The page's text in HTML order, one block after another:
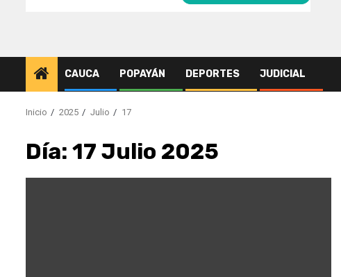
CAUCA POPAYÁN DEPORTES JUDICIAL
Inicio 2025 Julio 17
Día: 17 Julio 2025